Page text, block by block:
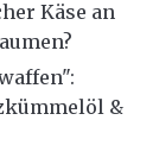
Käse an
&